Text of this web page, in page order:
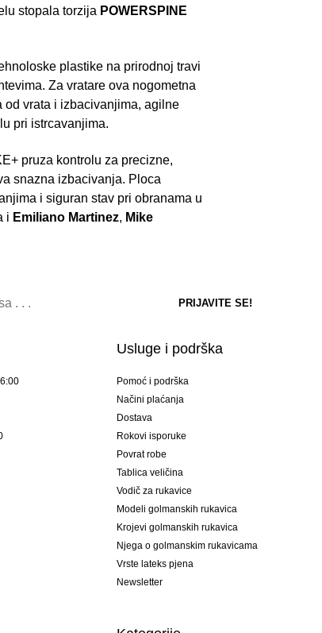
stopala torzija POWERSPINE
plastike na prirodnoj travi
Za vratare ova nogometna
od vrata i izbacivanjima, agilne
pri istrcavanjima.
pruza kontrolu za precizne,
snazna izbacivanja. Ploca
i siguran stav pri obranama u
i Emiliano Martinez, Mike
Usluge i podrška
Pomoć i podrška
Načini plaćanja
Dostava
Rokovi isporuke
Povrat robe
Tablica veličina
Vodič za rukavice
Modeli golmanskih rukavica
Krojevi golmanskih rukavica
Njega o golmanskim rukavicama
Vrste lateks pjena
Newsletter